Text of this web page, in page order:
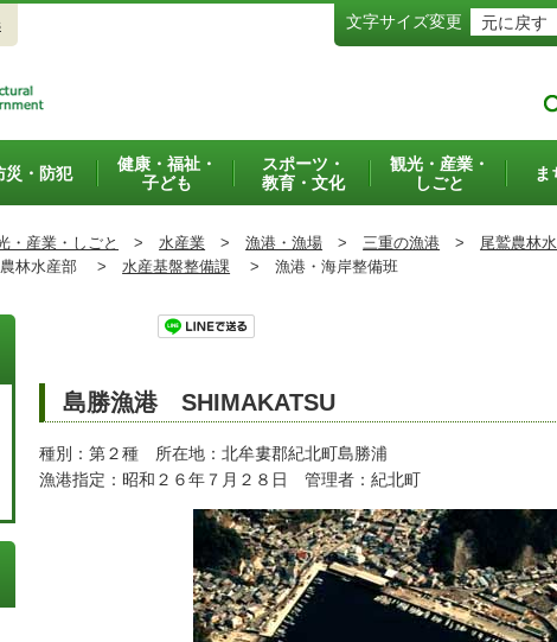
文字サイズ変更 元に戻す
災・防犯
健康・福祉・
子ども
スポーツ・
教育・文化
観光・産業・
しごと
ま
・産業・しごと > 水産業 > 漁港・漁場 > 三重の漁港 > 尾鷲農林
林水産部 > 水産基盤整備課 > 漁港・海岸整備班
島勝漁港 SHIMAKATSU
種別：第２種 所在地：北牟婁郡紀北町島勝浦
漁港指定：昭和２６年７月２８日 管理者：紀北町